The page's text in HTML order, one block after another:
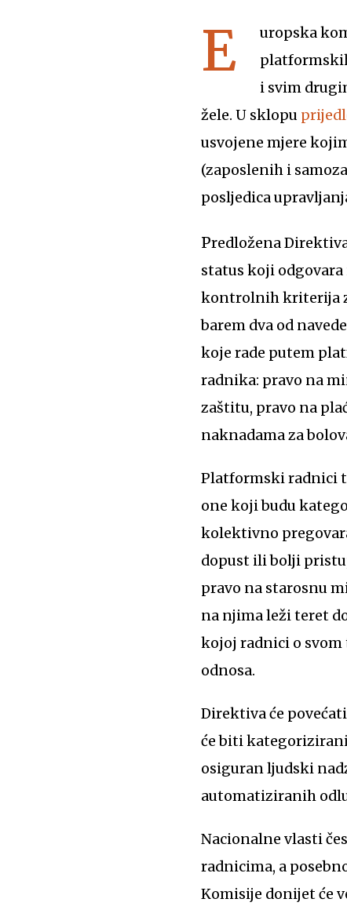
E uropska
i svim
žele. U sklopu
usvojene mjere
(zaposlenih i
posljedica
Predložena Direktiva nastojat će osigurati da se platformskim radnicima dodijeli pravni
status koji
kontrolnih kriterija
barem dva od
koje rade putem
radnika: pravo na
zaštitu, pravo na
naknadama za
Platformski radnici
one koji budu
kolektivno
dopust ili bolji
pravo na starosnu
na njima leži teret
kojoj radnici o
odnosa.
Direktiva će
će biti
osiguran ljudski
automatiziranih
Nacionalne vlasti
radnicima, a
Komisije donijet će